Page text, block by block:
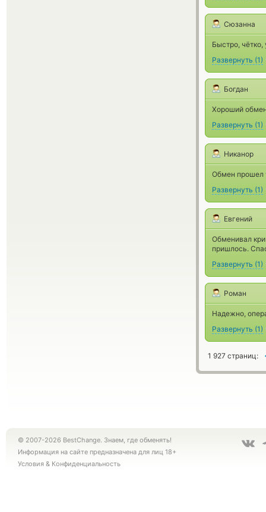
Сюзанна
Быстро,
Развернуть (1)
Богдан
Хороший
Развернуть (1)
Никанор
Обмен прошел
Развернуть (1)
Евгений
Обменивал
пришлось.
Развернуть (1)
Роман
Надежно,
Развернуть (1)
1 927 страниц:
© 2007-2026 BestChange. Знаем, где обменять!
Информация на сайте предназначена для лиц 18+
Условия & Конфиденциальность